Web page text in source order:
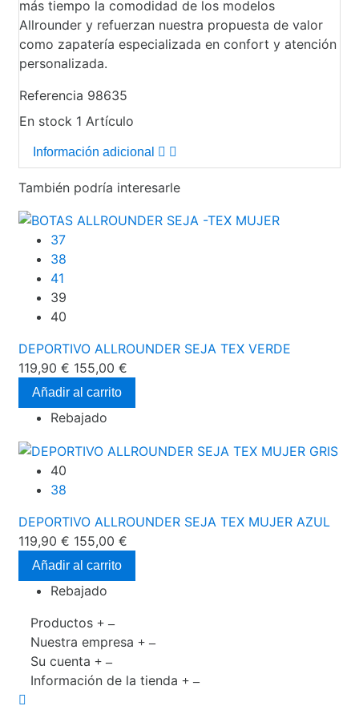
más tiempo la comodidad de los modelos
Allrounder y refuerzan nuestra propuesta de valor
como zapatería especializada en confort y atención
personalizada.
Referencia 98635
En stock 1 Artículo
Información adicional
También podría interesarle
37
38
41
39
40
DEPORTIVO ALLROUNDER SEJA TEX VERDE
119,90 € 155,00 €
Añadir al carrito
Rebajado
40
38
DEPORTIVO ALLROUNDER SEJA TEX MUJER AZUL
119,90 € 155,00 €
Añadir al carrito
Rebajado
Productos
Nuestra empresa
Su cuenta
Información de la tienda